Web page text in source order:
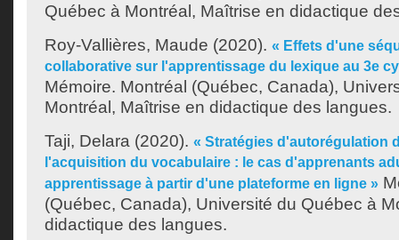
Québec à Montréal, Maîtrise en didactique
Roy-Vallières, Maude (2020). « Effets d'une
collaborative sur l'apprentissage du lexique au 3e
Mémoire. Montréal (Québec, Canada),
Montréal, Maîtrise en didactique des langues.
Taji, Delara (2020). « Stratégies d'autorégulation
l'acquisition du vocabulaire : le cas d'apprenants
apprentissage à partir d'une plateforme en ligne »
(Québec, Canada), Université du Québec à
didactique des langues.